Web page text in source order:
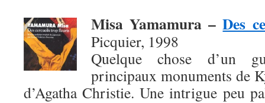
Misa Yamamura –Des
Picquier, 1998
Quelque chose d’un
principaux monuments de
d’Agatha Christie. Une intrigue peu